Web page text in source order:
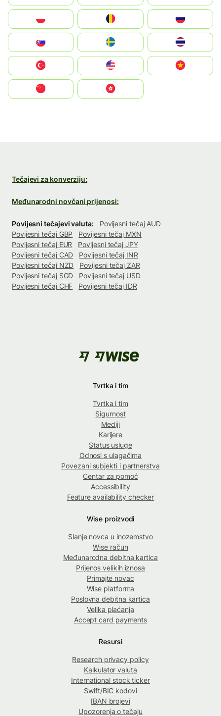
United States
中國香港特別行政區
Tečajevi za konverziju:
Međunarodni novčani prijenosi:
Povijesni tečajevi valuta:
Povijesni tečaj AUD
Povijesni tečaj GBP
Povijesni tečaj MXN
Povijesni tečaj EUR
Povijesni tečaj JPY
Povijesni tečaj CAD
Povijesni tečaj INR
Povijesni tečaj NZD
Povijesni tečaj ZAR
Povijesni tečaj SGD
Povijesni tečaj USD
Povijesni tečaj CHF
Povijesni tečaj IDR
Tvrtka i tim
Tvrtka i tim
Sigurnost
Mediji
Karijere
Status usluge
Odnosi s ulagačima
Povezani subjekti i partnerstva
Centar za pomoć
Accessibility
Feature availability checker
Wise proizvodi
Slanje novca u inozemstvo
Wise račun
Međunarodna debitna kartica
Prijenos velikih iznosa
Primajte novac
Wise platforma
Poslovna debitna kartica
Velika plaćanja
Accept card payments
Resursi
Research privacy policy
Kalkulator valuta
International stock ticker
Swift/BIC kodovi
IBAN brojevi
Upozorenja o tečaju